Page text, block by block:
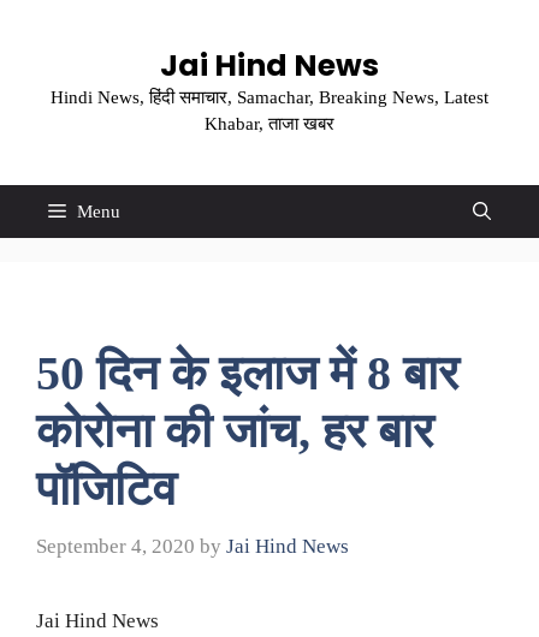
Jai Hind News
Hindi News, हिंदी समाचार, Samachar, Breaking News, Latest
Khabar, ताजा खबर
Menu
50 दिन के इलाज में 8 बार
कोरोना की जांच, हर बार
पॉजिटिव
September 4, 2020 by Jai Hind News
Jai Hind News